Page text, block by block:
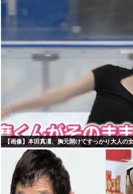
【画像】本田真凜、胸元開けてすっかり大人の